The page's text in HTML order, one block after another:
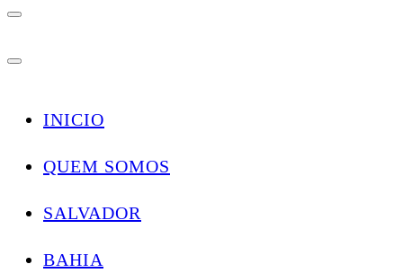
INICIO
QUEM SOMOS
SALVADOR
BAHIA